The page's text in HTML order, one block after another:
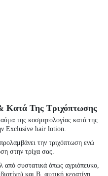
Κατά Της Τριχόπτωσης
της κοσμητολογίας κατά της
Exclusive hair lotion.
την τριχόπτωση ενώ
στην τρίχα σας.
από συστατικά όπως αγριόπευκο,
και Β, φυτική κερατίνη,